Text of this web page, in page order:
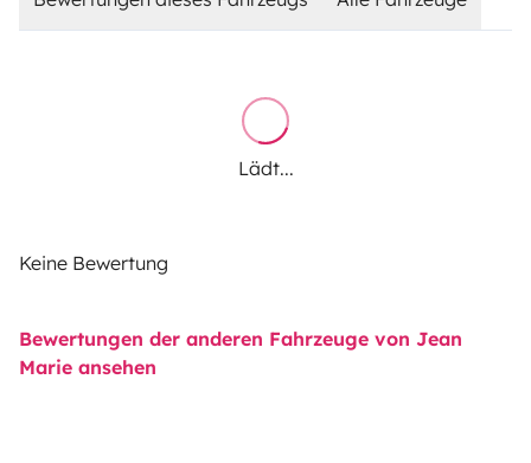
Lädt...
Keine Bewertung
Bewertungen der anderen Fahrzeuge von Jean
Marie ansehen